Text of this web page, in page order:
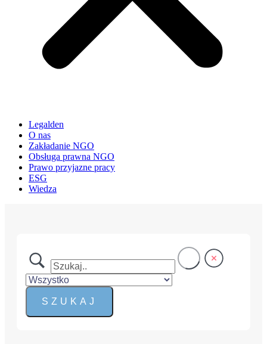
Legalden
O nas
Zakładanie NGO
Obsługa prawna NGO
Prawo przyjazne pracy
ESG
Wiedza